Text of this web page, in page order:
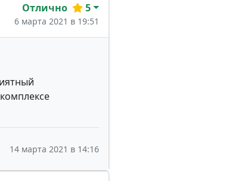
Отлично 5
6 марта 2021 в 19:51
14 марта 2021 в 14:16